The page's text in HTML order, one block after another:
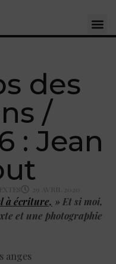
des
/
: Jean
29 AVRIL 2020
à écriture, » Et si moi,
et une photographie
anges